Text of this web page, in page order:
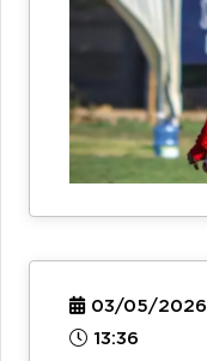
03/05/2026
13:36